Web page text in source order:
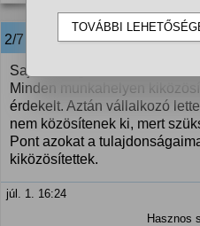
2/7 anonim
Sajnos elég "karakteres"
Minden munkahelyen
érdekelt. Aztán vállalkozó
nem közösítenek ki, mert
Pont azokat a
kiközösítettek.
júl. 1. 16:24
Hasznos